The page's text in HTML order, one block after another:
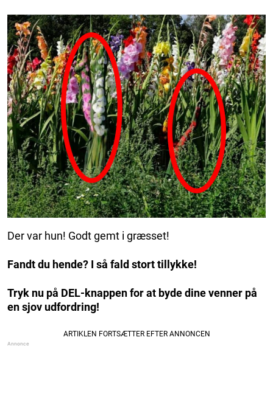
Der var hun! Godt gemt i græsset!
Fandt du hende? I så fald stort tillykke!
Tryk nu på DEL-knappen for at byde dine venner på
en sjov udfordring!